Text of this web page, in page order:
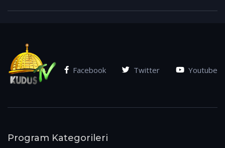
Facebook Twitter Youtube
Program Kategorileri